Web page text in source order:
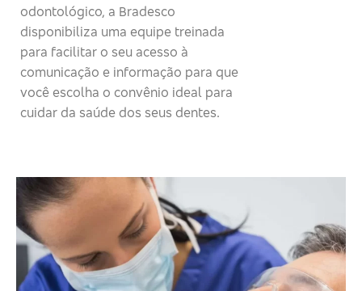
odontológico, a Bradesco
disponibiliza uma equipe treinada
para facilitar o seu acesso à
comunicação e informação para que
você escolha o convênio ideal para
cuidar da saúde dos seus dentes.